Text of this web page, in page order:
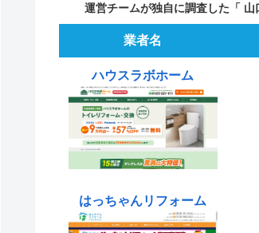
運営チームが独自に調査した「 山
業者名
ハウスラボホーム
はっちゃんリフォーム